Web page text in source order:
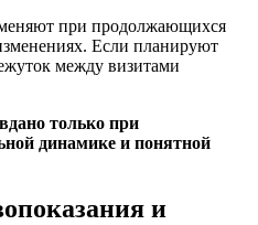
при продолжающихся
Если планируют
между визитами
только при
динамике и понятной
и